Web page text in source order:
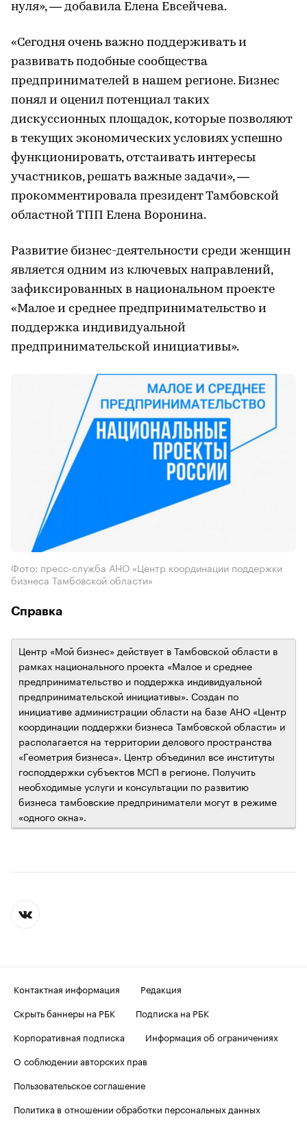
нуля», — добавила Елена Евсейчева.
«Сегодня очень важно поддерживать и
развивать подобные сообщества
предпринимателей в нашем регионе. Бизнес
понял и оценил потенциал таких
дискуссионных площадок, которые позволяют
в текущих экономических условиях успешно
функционировать, отстаивать интересы
участников, решать важные задачи», —
прокомментировала президент Тамбовской
областной ТПП Елена Воронина.
Развитие бизнес-деятельности среди женщин
является одним из ключевых направлений,
зафиксированных в национальном проекте
«Малое и среднее предпринимательство и
поддержка индивидуальной
предпринимательской инициативы».
Фото: пресс-служба АНО «Центр координации поддержки
бизнеса Тамбовской области»
Справка
Центр «Мой бизнес» действует в Тамбовской области в
рамках национального проекта «Малое и среднее
предпринимательство и поддержка индивидуальной
предпринимательской инициативы». Создан по
инициативе администрации области на базе АНО «Центр
координации поддержки бизнеса Тамбовской области» и
располагается на территории делового пространства
«Геометрия бизнеса». Центр объединил все институты
господдержки субъектов МСП в регионе. Получить
необходимые услуги и консультации по развитию
бизнеса тамбовские предприниматели могут в режиме
«одного окна».
Контактная информация
Редакция
Скрыть баннеры на РБК
Подписка на РБК
Корпоративная подписка
Информация об ограничениях
О соблюдении авторских прав
Пользовательское соглашение
Политика в отношении обработки персональных данных